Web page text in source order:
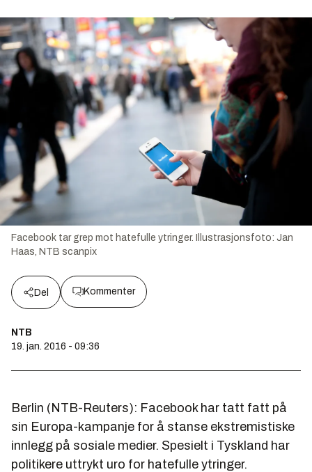
Facebook tar grep mot hatefulle ytringer. Illustrasjonsfoto: Jan
Haas, NTB scanpix
Del Kommenter
NTB
19. jan. 2016 - 09:36
Berlin (NTB-Reuters): Facebook har tatt fatt på
sin Europa-kampanje for å stanse ekstremistiske
innlegg på sosiale medier. Spesielt i Tyskland har
politikere uttrykt uro for hatefulle ytringer.